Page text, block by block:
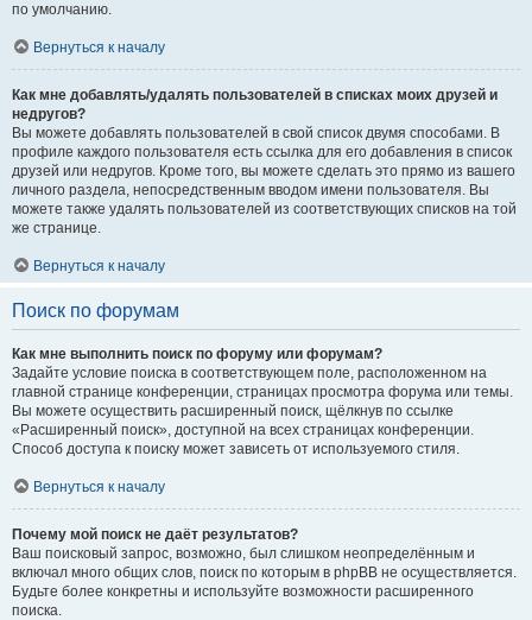
по умолчанию.
Вернуться к началу
Как мне добавлять/удалять пользователей в списках моих друзей и
недругов?
Вы можете добавлять пользователей в свой список двумя способами. В
профиле каждого пользователя есть ссылка для его добавления в список
друзей или недругов. Кроме того, вы можете сделать это прямо из вашего
личного раздела, непосредственным вводом имени пользователя. Вы
можете также удалять пользователей из соответствующих списков на той
же странице.
Вернуться к началу
Поиск по форумам
Как мне выполнить поиск по форуму или форумам?
Задайте условие поиска в соответствующем поле, расположенном на
главной странице конференции, страницах просмотра форума или темы.
Вы можете осуществить расширенный поиск, щёлкнув по ссылке
«Расширенный поиск», доступной на всех страницах конференции.
Способ доступа к поиску может зависеть от используемого стиля.
Вернуться к началу
Почему мой поиск не даёт результатов?
Ваш поисковый запрос, возможно, был слишком неопределённым и
включал много общих слов, поиск по которым в phpBB не осуществляется.
Будьте более конкретны и используйте возможности расширенного
поиска.